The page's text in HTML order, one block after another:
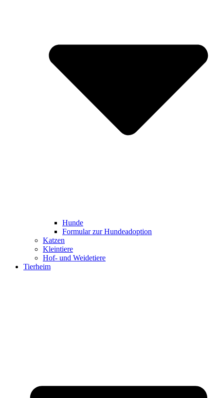
Hunde
Formular zur Hundeadoption
Katzen
Kleintiere
Hof- und Weidetiere
Tierheim